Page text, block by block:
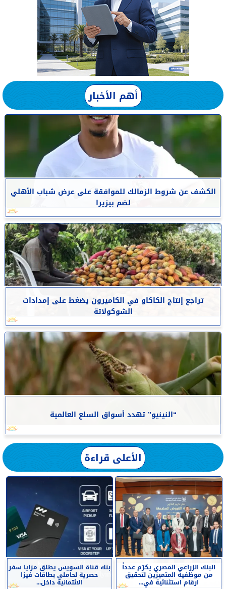
أهم الأخبار
الكشف عن شروط الزمالك للموافقة على عرض شباب الأهلي
لضم بيزيرا
تراجع إنتاج الكاكاو في الكاميرون يضغط على إمدادات
الشوكولاتة
“النينيو” تهدد أسواق السلع العالمية
الأعلى قراءة
البنك الزراعي المصري يكرّم عدداً
من موظفيه المتميزين لتحقيق
ارقام استثنائية في...
بنك قناة السويس يطلق مزايا سفر
حصرية لحاملي بطاقات فيزا
الائتمانية داخل...